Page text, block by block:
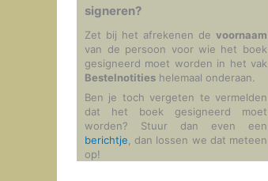
signeren?
Zet bij het afrekenen de voornaam
van de persoon voor wie het boek
gesigneerd moet worden in het vak
Bestelnotities helemaal onderaan.
Ben je toch vergeten te vermelden
dat het boek gesigneerd moet
worden? Stuur dan even een
berichtje , dan lossen we dat meteen
op!